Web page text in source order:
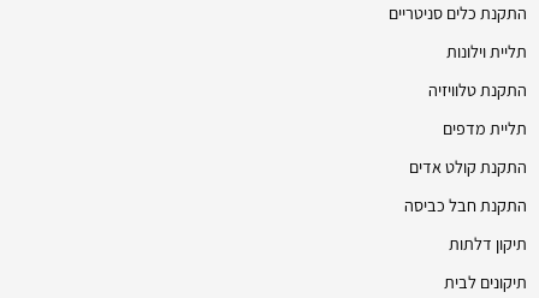
התקנת כלים סניטריים
תליית וילונות
התקנת טלוויזיה
תליית מדפים
התקנת קולט אדים
התקנת חבל כביסה
תיקון דלתות
תיקונים לבית